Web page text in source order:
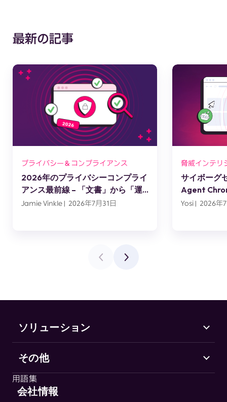
最新の記事
プライバシー＆コンプライアンス
2026年のプライバシーコンプライ
アンス最前線 – 「文書」から「運
用」へ
Jamie Vinkle | 2026年7月31日
脅威インテリ
サイボーグ
Agent
スエンジニ
Yosi | 2026年
ソリューション
Marketing Security
CHEQ Acquisition
CHEQ Form Guard
CHEQ Analytics
その他
用語集
用語集
会社情報